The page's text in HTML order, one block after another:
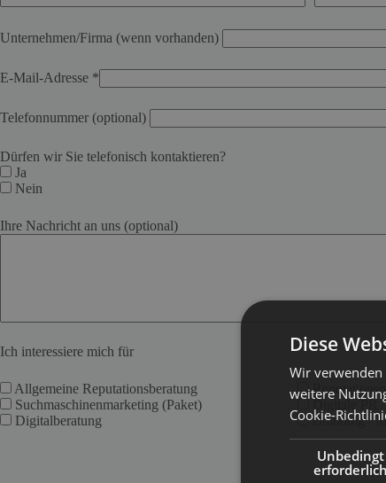
Unternehmen/Firma (wenn vorhanden)
E-Mail-Adresse *
Telefonnummer (optional)
Dürfen wir Sie telefonisch kontaktieren?
Ja
Nein
Ihre Nachricht an uns (optional)
Ich interessiere mich für
Allgemeine Reputationsberatung
Suchmaschinenmarketing (Paket)
Digitale PR
Digitalberatung
Branding /
Diese
Wir
weitere
Cookie-
Unbedingt
erforderlich